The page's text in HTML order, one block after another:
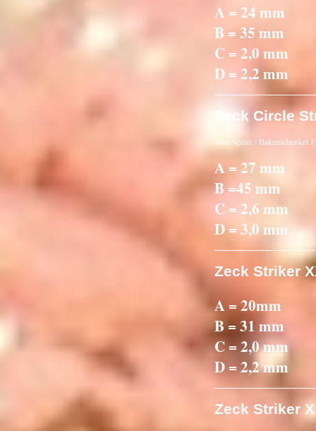
A = 24 mm
B = 35 mm
C = 2,0 mm
D = 2,2 mm
Zeck Circle
Mass Spitze / Hakenschenkel
A = 27 mm
B =45 mm
C = 2,6 mm
D = 3,0 mm
Zeck Striker
A = 20mm
B = 31 mm
C = 2,0 mm
D = 2,2 mm
Zeck Striker